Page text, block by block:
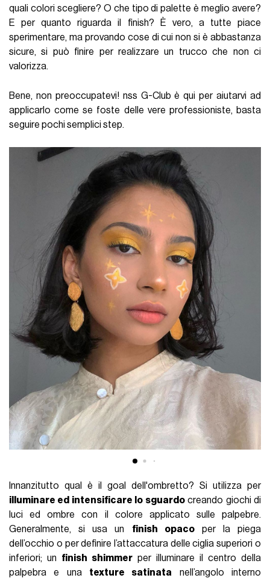
quali colori scegliere? O che tipo di palette è meglio avere?
E per quanto riguarda il finish? È vero, a tutte piace
sperimentare, ma provando cose di cui non si è abbastanza
sicure, si può finire per realizzare un trucco che non ci
valorizza.
Bene, non preoccupatevi! nss G-Club è qui per aiutarvi ad
applicarlo come se foste delle vere professioniste, basta
seguire pochi semplici step.
Innanzitutto qual è il goal dell'ombretto? Si utilizza per
illuminare ed intensificare lo sguardocreando giochi di
luci ed ombre con il colore applicato sulle palpebre.
Generalmente, si usa un finish opacoper la piega
dell’occhio o per definire l’attaccatura delle ciglia superiori o
inferiori; un finish shimmer per illuminare il centro della
palpebra e una texture satinata nell’angolo interno